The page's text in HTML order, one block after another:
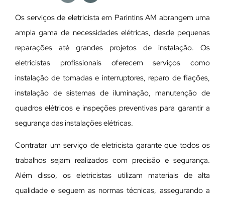
Os serviços de eletricista em Parintins AM abrangem uma
ampla gama de necessidades elétricas, desde pequenas
reparações até grandes projetos de instalação. Os
eletricistas profissionais oferecem serviços como
instalação de tomadas e interruptores, reparo de fiações,
instalação de sistemas de iluminação, manutenção de
quadros elétricos e inspeções preventivas para garantir a
segurança das instalações elétricas.
Contratar um serviço de eletricista garante que todos os
trabalhos sejam realizados com precisão e segurança.
Além disso, os eletricistas utilizam materiais de alta
qualidade e seguem as normas técnicas, assegurando a